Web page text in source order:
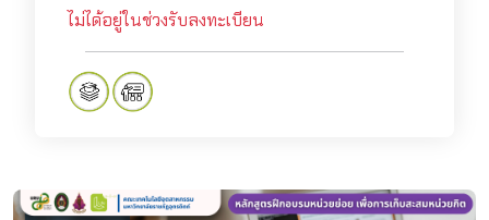
ไม่ได้อยู่ในช่วงรับลงทะเบียน